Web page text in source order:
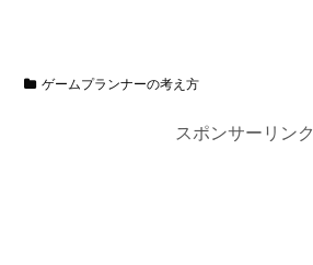
ゲームプランナーの考え方
スポンサーリンク